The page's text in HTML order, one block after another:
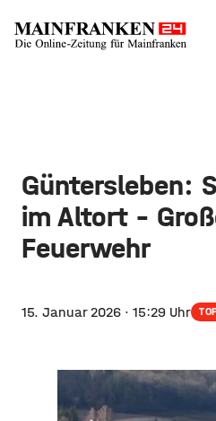
Güntersleben:
im Altort -
Feuerwehr
15. Januar 2026 · 15:29 Uhr